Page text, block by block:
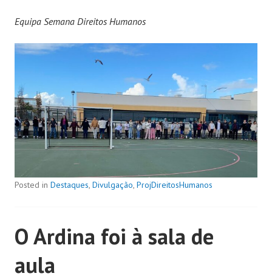
Equipa Semana Direitos Humanos
Posted in Destaques Divulgação ProjDireitosHumanos
O Ardina foi à sala de
aula